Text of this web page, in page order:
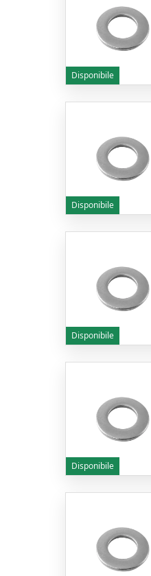
Disponibile
Disponibile
Disponibile
Disponibile